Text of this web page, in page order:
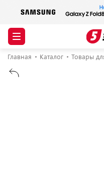
Главная Каталог Товары